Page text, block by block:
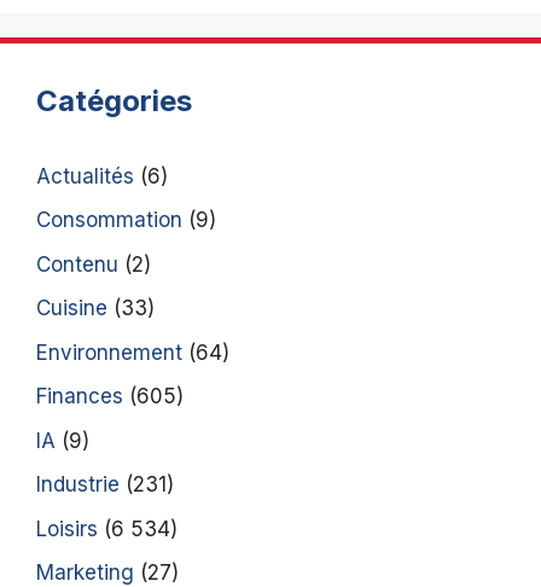
Catégories
Actualités (6)
Consommation (9)
Contenu (2)
Cuisine (33)
Environnement (64)
Finances (605)
IA (9)
Industrie (231)
Loisirs (6 534)
Marketing (27)